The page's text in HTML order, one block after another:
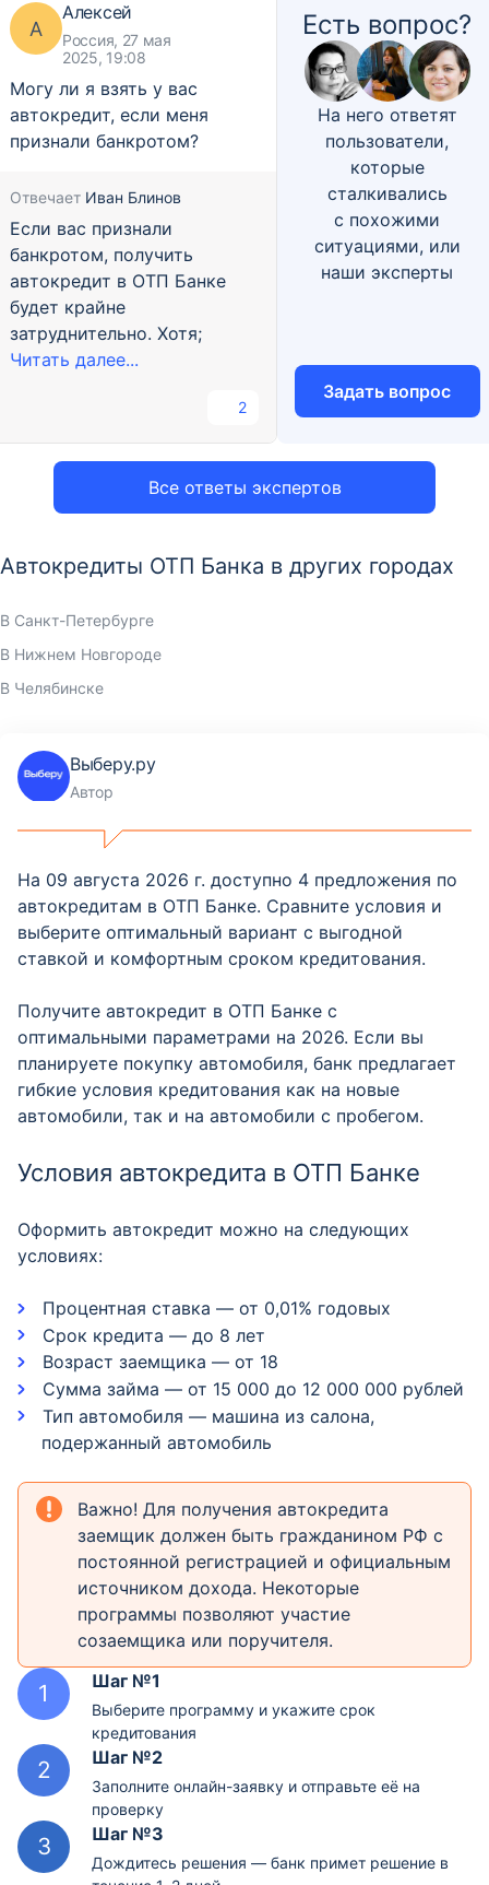
Все ответы экспертов
А
Алексей
Россия, 27 мая
2025, 19:08
Могу ли я взять у вас
автокредит, если меня
признали банкротом?
Отвечает Иван Блинов
Если вас признали
банкротом, получить
автокредит в ОТП Банке
будет крайне
затруднительно. Хотя;
Читать далее...
2
Есть вопрос?
На него ответят
пользователи,
которые
сталкивались
с похожими
ситуациями, или
наши эксперты
Задать вопрос
Автокредиты ОТП Банка в других городах
В Санкт-Петербурге
В Нижнем Новгороде
В Челябинске
Выберу.ру
Автор
На 09 августа 2026 г. доступно 4 предложения по
автокредитам в ОТП Банке. Сравните условия и
выберите оптимальный вариант с выгодной
ставкой и комфортным сроком кредитования.
Получите автокредит в ОТП Банке с
оптимальными параметрами на 2026. Если вы
планируете покупку автомобиля, банк предлагает
гибкие условия кредитования как на новые
автомобили, так и на автомобили с пробегом.
Условия автокредита в ОТП Банке
Оформить автокредит можно на следующих
условиях:
Процентная ставка — от 0,01% годовых
Срок кредита — до 8 лет
Возраст заемщика — от 18
Сумма займа — от 15 000 до 12 000 000 рублей
Тип автомобиля — машина из салона,
подержанный автомобиль
Важно! Для получения автокредита
заемщик должен быть гражданином РФ с
постоянной регистрацией и официальным
источником дохода. Некоторые
программы позволяют участие
созаемщика или поручителя.
Шаг №1
Выберите программу и укажите срок
кредитования
Шаг №2
Заполните онлайн-заявку и отправьте её на
проверку
Шаг №3
Дождитесь решения — банк примет решение в